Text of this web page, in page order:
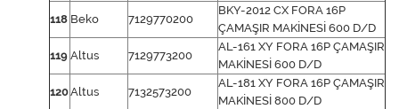
118 Beko 7129770200
BKY-2012 CX FORA 16P
ÇAMAŞIR MAKİNESİ 600 D/D
119 Altus 7129773200
AL-161 XY FORA 16P ÇAMAŞIR
MAKİNESİ 600 D/D
120Altus 7132573200
AL-181 XY FORA 16P ÇAMAŞIR
MAKİNESİ 800 D/D